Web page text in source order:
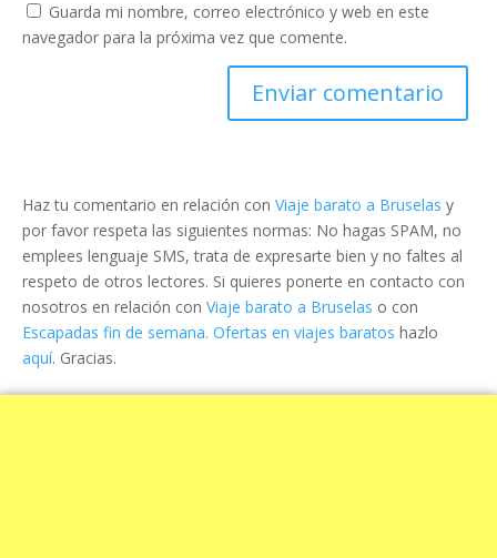
Guarda mi nombre, correo electrónico y web en este
navegador para la próxima vez que comente.
Haz tu comentario en relación con Viaje barato a Bruselas y
por favor respeta las siguientes normas: No hagas SPAM, no
emplees lenguaje SMS, trata de expresarte bien y no faltes al
respeto de otros lectores. Si quieres ponerte en contacto con
nosotros en relación con Viaje barato a Bruselas o con
Escapadas fin de semana. Ofertas en viajes baratos hazlo
aquí. Gracias.